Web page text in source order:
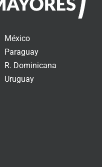
México
Paraguay
R. Dominicana
Uruguay